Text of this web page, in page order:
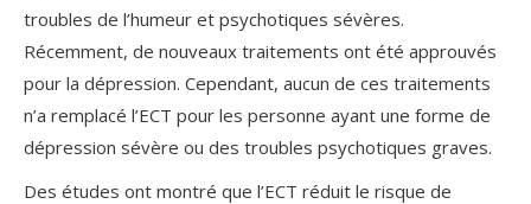
troubles de l’humeur et psychotiques sévères.
Récemment, de nouveaux traitements ont été approuvés
pour la dépression. Cependant, aucun de ces traitements
n’a remplacé l’ECT pour les personne ayant une forme de
dépression sévère ou des troubles psychotiques graves.
Des études ont montré que l’ECT réduit le risque de